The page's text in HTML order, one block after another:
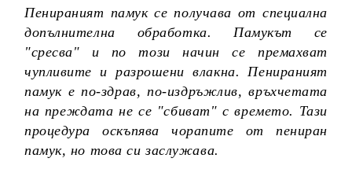
Пенираният памук се получава от специална
допълнителна обработка. Памукът се
"сресва" и по този начин се премахват
чупливите и разрошени влакна. Пенираният
памук е по-здрав, по-издръжлив, връхчетата
на преждата не се "сбиват" с времето. Тази
процедура оскъпява чорапите от пениран
памук, но това си заслужава.